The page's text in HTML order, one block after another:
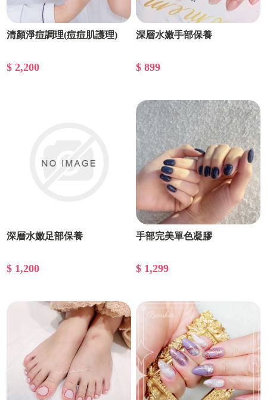
清顏淨痘調理(痘痘肌護理)
$ 2,200
深層水嫩手部保養
$ 899
深層水嫩足部保養
$ 1,200
手部完美單色凝膠
$ 1,299